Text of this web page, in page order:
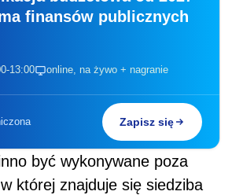
finansów publicznych
13:00 online, na żywo + nagranie
Zapisz się
być wykonywane poza
której znajduje się siedziba